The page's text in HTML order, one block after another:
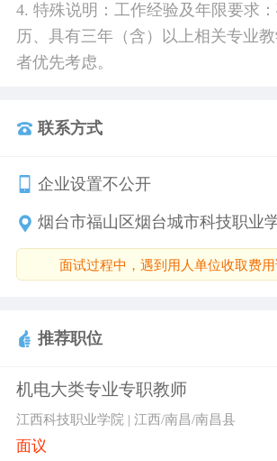
4. 特殊说明：工作经验及年限要求
历、具有三年（含）以上相关专业
者优先考虑。
联系方式
企业设置不公开
烟台市福山区烟台城市科技职业
面试过程中，遇到用人单位收取费用
推荐职位
机电大类专业专职教师
江西科技职业学院 | 江西/南昌/南昌县
面议